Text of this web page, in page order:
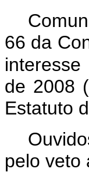
66 da
de 2008
Estatuto
pelo veto